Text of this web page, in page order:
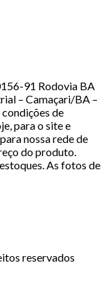
91 Rodovia BA
– Camaçari/BA –
de
para o site e
nossa rede de
do produto.
As fotos de
reservados